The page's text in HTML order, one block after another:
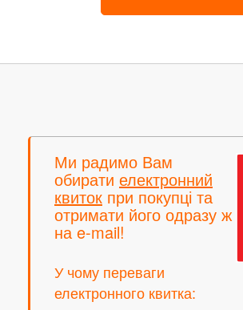
Ми радимо Вам
обирати електронний
квиток при покупці та
отримати його одразу ж
на e-mail!
У чому переваги
електронного квитка: